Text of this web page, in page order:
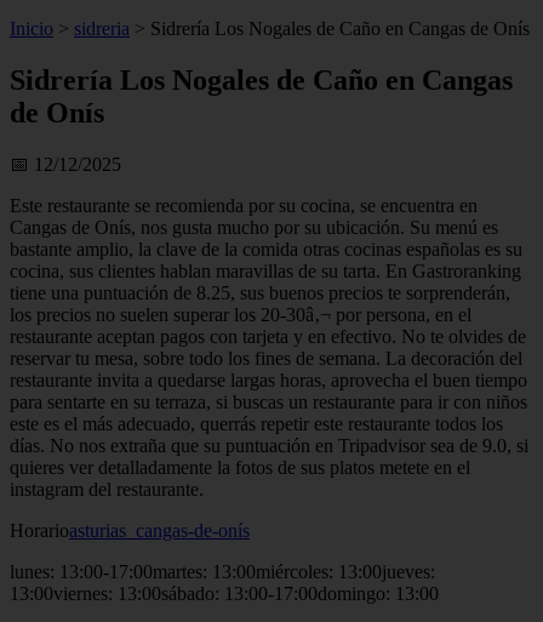
Inicio > sidreria > Sidrería Los Nogales de Caño en Cangas de Onís
Sidrería Los Nogales de Caño en Cangas
de Onís
📅 12/12/2025
Este restaurante se recomienda por su cocina, se encuentra en
Cangas de Onís, nos gusta mucho por su ubicación. Su menú es
bastante amplio, la clave de la comida otras cocinas españolas es su
cocina, sus clientes hablan maravillas de su tarta. En Gastroranking
tiene una puntuación de 8.25, sus buenos precios te sorprenderán,
los precios no suelen superar los 20-30â‚¬ por persona, en el
restaurante aceptan pagos con tarjeta y en efectivo. No te olvides de
reservar tu mesa, sobre todo los fines de semana. La decoración del
restaurante invita a quedarse largas horas, aprovecha el buen tiempo
para sentarte en su terraza, si buscas un restaurante para ir con niños
este es el más adecuado, querrás repetir este restaurante todos los
días. No nos extraña que su puntuación en Tripadvisor sea de 9.0, si
quieres ver detalladamente la fotos de sus platos metete en el
instagram del restaurante.
Horarioasturias_cangas-de-onís
lunes: 13:00-17:00martes: 13:00miércoles: 13:00jueves:
13:00viernes: 13:00sábado: 13:00-17:00domingo: 13:00